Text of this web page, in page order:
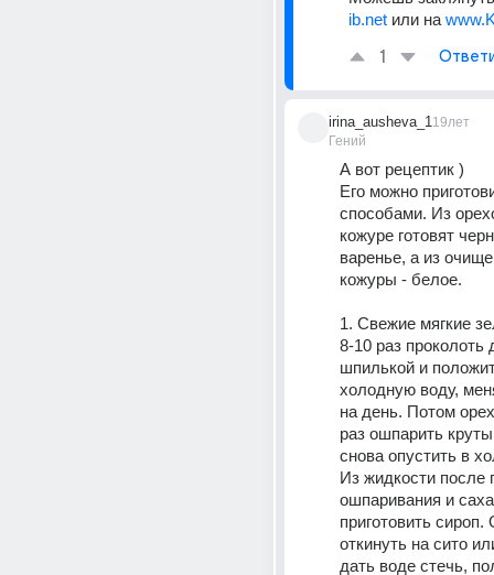
ib.net или на
1
irina_ausheva_1
Гений
19лет
А вот рецептик )
Его можно
способами. Из
кожуре готовят
варенье, а из
кожуры - белое.
1. Свежие мягкие
8-10 раз проколоть
шпилькой и
холодную воду,
на день. Потом
раз ошпарить
снова опустить в
Из жидкости после
ошпаривания и
приготовить сироп.
откинуть на сито
дать воде стечь,